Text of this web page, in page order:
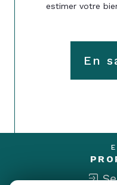
estimer votre
En